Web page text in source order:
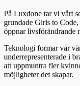
På Luxdone tar vi vårt
grundade Girls to
öppnar livsförändrande
Teknologi formar vår
underrepresenterade i
att uppmuntra fler
möjligheter det skapar.